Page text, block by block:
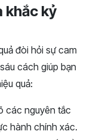
khắc kỷ
đòi hỏi sự cam
cách giúp bạn
quả:
các nguyên tắc
hành chính xác.